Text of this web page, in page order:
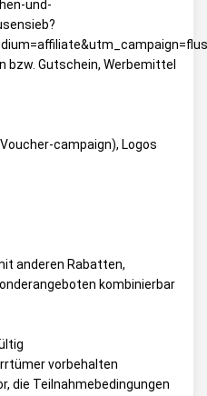
und-
bzw. Gutschein, Werbemittel
campaign), Logos
anderen Rabatten,
kombinierbar
vorbehalten
die Teilnahmebedingungen